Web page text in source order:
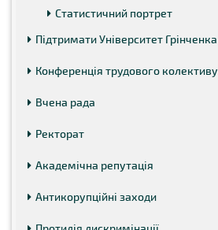
Статистичний портрет
Підтримати Університет Грінченка
Конференція трудового колективу
Вчена рада
Ректорат
Академічна репутація
Антикорупційні заходи